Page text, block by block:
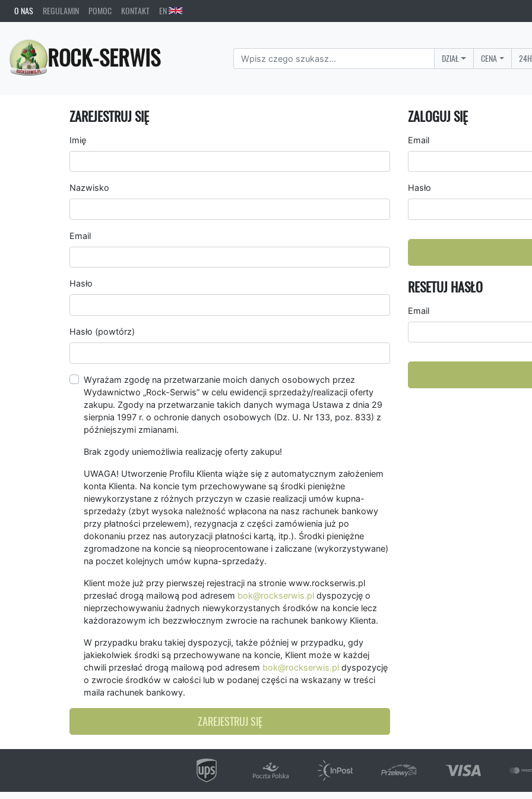
O NAS REGULAMIN POMOC KONTAKT EN
ROCK-SERWIS DZIAŁ CENA
ZAREJESTRUJ SIĘ
Imię
Nazwisko
Email
Hasło
Hasło (powtórz)
Wyrażam zgodę na przetwarzanie moich danych osobowych przez
Wydawnictwo „Rock-Serwis” w celu ewidencji sprzedaży/realizacji oferty
zakupu. Zgody na przetwarzanie takich danych wymaga Ustawa z dnia 29
sierpnia 1997 r. o ochronie danych osobowych (Dz. U. Nr 133, poz. 833) z
późniejszymi zmianami.
Brak zgody uniemożliwia realizację oferty zakupu!
UWAGA! Utworzenie Profilu Klienta wiąże się z automatycznym założeniem
konta Klienta. Na koncie tym przechowywane są środki pieniężne
niewykorzystane z różnych przyczyn w czasie realizacji umów kupna-
sprzedaży (zbyt wysoka należność wpłacona na nasz rachunek bankowy
przy płatności przelewem), rezygnacja z części zamówienia już po
dokonaniu przez nas autoryzacji płatności kartą, itp.). Środki pieniężne
zgromadzone na koncie są nieoprocentowane i zaliczane (wykorzystywane)
na poczet kolejnych umów kupna-sprzedaży.
Klient może już przy pierwszej rejestracji na stronie www.rockserwis.pl
przesłać drogą mailową pod adresem bok@rockserwis.pl dyspozycję o
nieprzechowywaniu żadnych niewykorzystanych środków na koncie lecz
każdorazowym ich bezzwłocznym zwrocie na rachunek bankowy Klienta.
W przypadku braku takiej dyspozycji, także później w przypadku, gdy
jakiekolwiek środki są przechowywane na koncie, Klient może w każdej
chwili przesłać drogą mailową pod adresem bok@rockserwis.pl dyspozycję
o zwrocie środków w całości lub w podanej części na wskazany w treści
maila rachunek bankowy.
ZAREJESTRUJ SIĘ
ZALOGUJ SIĘ
Email
Hasło
RESETUJ HASŁO
Email